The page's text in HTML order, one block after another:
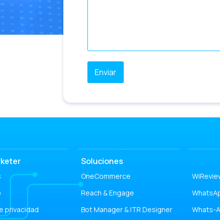
Reach & Engage + WhatsApp: El poder de los mensajes multimedia en tus
Recapitulación de los Desayunos OneMarketer Business Session: Impulsando el
Catálogo segmentado multiproducto en WhatsApp con Social CX
Leer noticia
Somos Business Partner de Google y estas son nuestras soluciones
Leer noticia
privacidad
Soluciones
OneCommerce
Reach & Engage
Bot Manager & ITR Designer
Whats-